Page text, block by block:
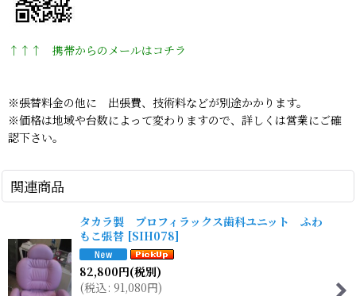
↑↑↑ 携帯からのメールはコチラ
※張替料金の他に 出張費、技術料などが別途かかります。
※価格は地域や台数によって変わりますので、詳しくは営業にご確
認下さい。
関連商品
タカラ製 プロフィラックス歯科ユニット ふわ
もこ張替 [SIH078]
82,800円(税別)
(税込: 91,080円)